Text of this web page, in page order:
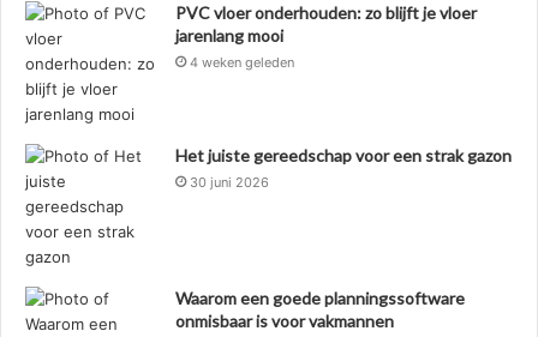
PVC vloer onderhouden: zo blijft je vloer
jarenlang mooi
4 weken geleden
Het juiste gereedschap voor een strak gazon
30 juni 2026
Waarom een goede planningssoftware
onmisbaar is voor vakmannen